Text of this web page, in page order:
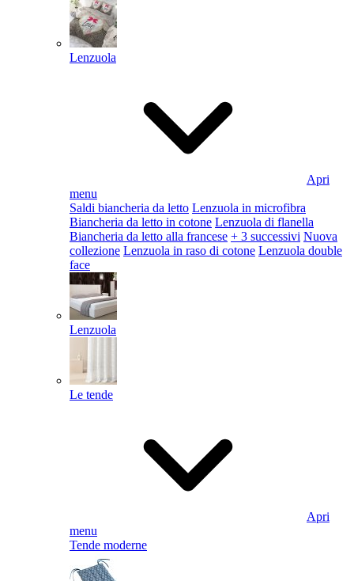
Lenzuola
Apri
menu
Saldi biancheria da letto Lenzuola in microfibra
Biancheria da letto in cotone Lenzuola di flanella
Biancheria da letto alla francese + 3 successivi Nuova
collezione Lenzuola in raso di cotone Lenzuola double
face
Lenzuola
Le tende
Apri
menu
Tende moderne